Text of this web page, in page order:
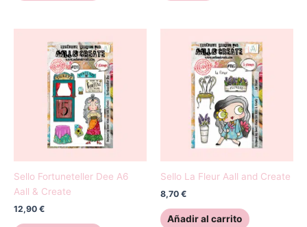
Sello Fortuneteller Dee A6
Aall & Create
12,90 €
Sello La Fleur Aall and Create
8,70 €
Añadir al carrito